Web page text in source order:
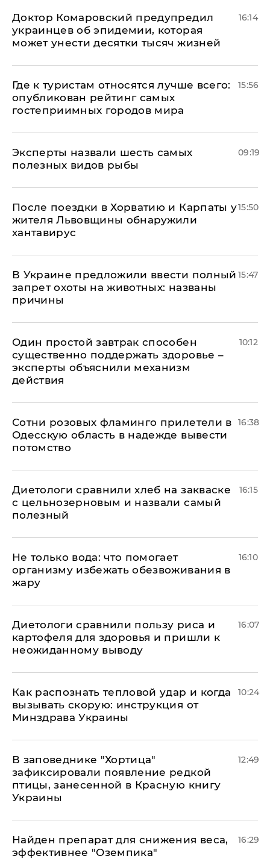
Доктор Комаровский предупредил
украинцев об эпидемии, которая
может унести десятки тысяч жизней
16:14
Где к туристам относятся лучше всего:
опубликован рейтинг самых
гостеприимных городов мира
15:56
Эксперты назвали шесть самых
полезных видов рыбы
09:19
После поездки в Хорватию и Карпаты у
жителя Львовщины обнаружили
хантавирус
15:50
В Украине предложили ввести полный
запрет охоты на животных: названы
причины
15:47
Один простой завтрак способен
существенно поддержать здоровье –
эксперты объяснили механизм
действия
10:12
Сотни розовых фламинго прилетели в
Одесскую область в надежде вывести
потомство
16:38
Диетологи сравнили хлеб на закваске
с цельнозерновым и назвали самый
полезный
16:15
Не только вода: что помогает
организму избежать обезвоживания в
жару
16:10
Диетологи сравнили пользу риса и
картофеля для здоровья и пришли к
неожиданному выводу
16:07
Как распознать тепловой удар и когда
вызывать скорую: инструкция от
Минздрава Украины
10:24
В заповеднике "Хортица"
зафиксировали появление редкой
птицы, занесенной в Красную книгу
Украины
12:49
Найден препарат для снижения веса,
эффективнее "Оземпика"
16:29